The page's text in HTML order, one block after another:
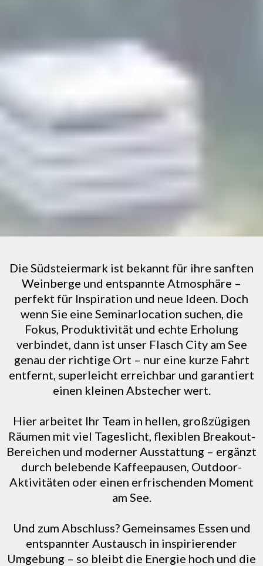
Die Südsteiermark ist bekannt für ihre sanften
Weinberge und entspannte Atmosphäre –
perfekt für Inspiration und neue Ideen. Doch
wenn Sie eine Seminarlocation suchen, die
Fokus, Produktivität und echte Erholung
verbindet, dann ist unser Flasch City am See
genau der richtige Ort – nur eine kurze Fahrt
entfernt, superleicht erreichbar und garantiert
einen kleinen Abstecher wert.
Hier arbeitet Ihr Team in hellen, großzügigen
Räumen mit viel Tageslicht, flexiblen Breakout-
Bereichen und moderner Ausstattung – ergänzt
durch belebende Kaffeepausen, Outdoor-
Aktivitäten oder einen erfrischenden Moment
am See.
Und zum Abschluss? Gemeinsames Essen und
entspannter Austausch in inspirierender
Umgebung – so bleibt die Energie hoch und die